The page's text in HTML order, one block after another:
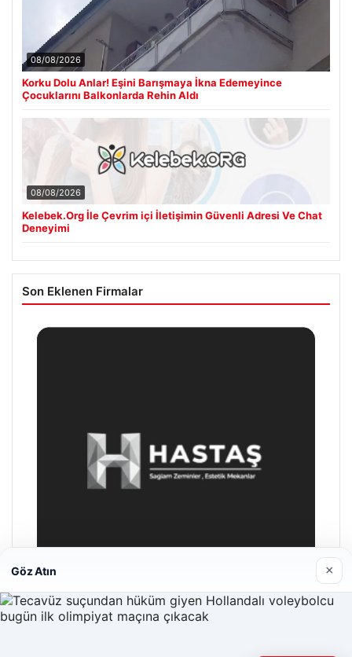
08/08/2026
Korku Dolu Anlar! Eşini Barışmaya İkna Edemeyince
Çocuklarını Balkonlarda Rehin Aldı
08/08/2026
Kelebek.Org İle Çevrim içi İletişimin Güvenli Adresi Ve Chat
Deneyimi
Son Eklenen Firmalar
Göz Atın ×